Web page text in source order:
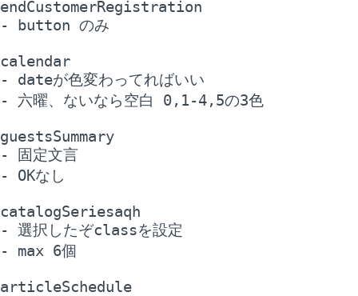
endCustomerRegistration
- button のみ
calendar
- dateが色変わってればいい
- 六曜、ないなら空白 0,1-4,5の3色
guestsSummary
- 固定文言
- OKなし
catalogSeriesaqh
- 選択したぞclassを設定
- max 6個
articleSchedule